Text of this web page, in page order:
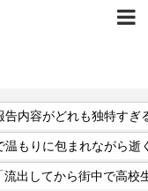
告内容がどれも独特す
温もりに包まれながら
流出してから街中で高校